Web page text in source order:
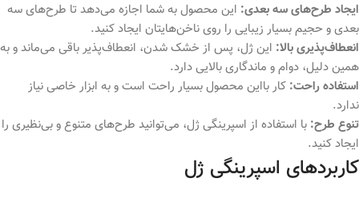
ایجاد طرح‌های سه بعدی: این محصول به شما اجازه می‌دهد تا طرح‌های سه
بعدی و حجیم بسیار زیبایی را روی ناخن‌هایتان ایجاد کنید.
انعطاف‌پذیری بالا: این ژل، پس از خشک شدن، انعطاف‌پذیر باقی می‌ماند و به
همین دلیل، دوام و ماندگاری بالایی دارد.
استفاده راحت: کار بااین محصول بسیار راحت است و به ابزار خاصی نیاز
ندارد.
تنوع طرح: با استفاده از اسپرینگی ژل، می‌توانید طرح‌های متنوع و بی‌نظیری را
ایجاد کنید.
کاربردهای اسپرینگی ژل